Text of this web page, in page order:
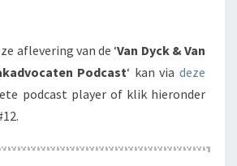
aflevering van de ‘Van Dyck & Van
Podcast‘ kan viadeze
podcast player of klik hieronder